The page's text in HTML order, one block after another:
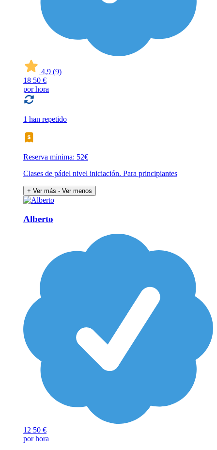
4,9 (9)
18 50 €
por hora
1 han repetido
Reserva mínima: 52€
Clases de pádel nivel iniciación. Para principiantes
+ Ver más - Ver menos
Alberto
12 50 €
por hora